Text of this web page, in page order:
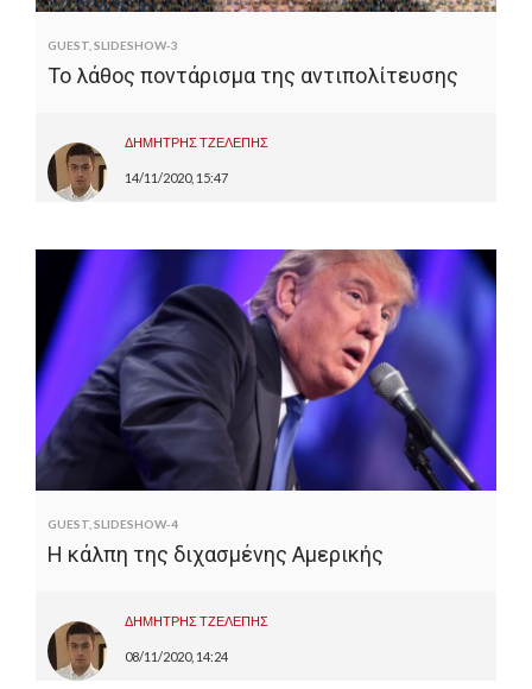
GUEST SLIDESHOW-3
Το λάθος ποντάρισμα της αντιπολίτευσης
ΔΗΜΗΤΡΗΣ ΤΖΕΛΕΠΗΣ
14/11/2020, 15:47
GUEST,SLIDESHOW-4
Η κάλπη της διχασμένης Αμερικής
ΔΗΜΗΤΡΗΣ ΤΖΕΛΕΠΗΣ
08/11/2020, 14:24